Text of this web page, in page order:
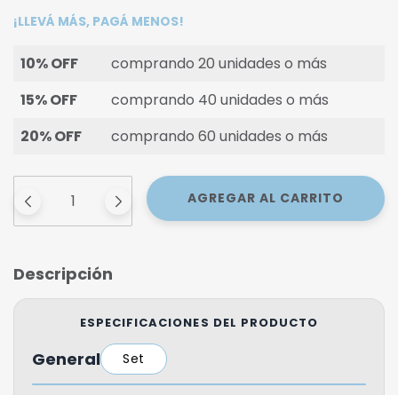
¡LLEVÁ MÁS, PAGÁ MENOS!
10% OFF
comprando 20 unidades o más
15% OFF
comprando 40 unidades o más
20% OFF
comprando 60 unidades o más
Descripción
ESPECIFICACIONES DEL PRODUCTO
General Set